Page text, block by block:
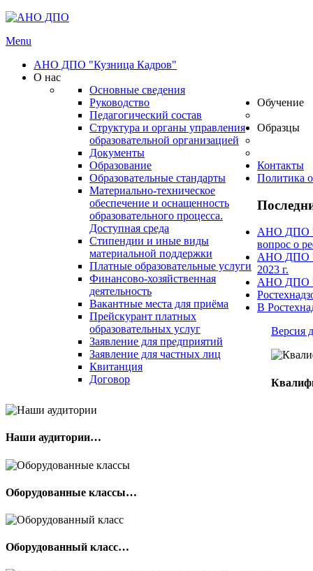
Menu
АНО ДПО "Кузница Кадров"
О нас
Основные сведения
Руководство
Педагогический состав
Структура и органы управления
образовательной организацией
Документы
Образование
Образовательные стандарты
Материально-техническое
обеспечение и оснащенность
образовательного процесса.
Доступная среда
Стипендии и иные виды
материальной поддержки
Платные образовательные услуги
Финансово-хозяйственная
деятельность
Вакантные места для приёма
Обучение
Прейскурант платных
образовательных услуг
Образцы
Заявление для предприятий
Заявление для частных лиц
Квитанция
Договор
Контакты
Политика
АНО ДПО
вопрос о
АНО ДПО
2023 г.
АНО ДПО
В
Версия
Наши аудитории…
Оборудованные классы…
Оборудованный класс…